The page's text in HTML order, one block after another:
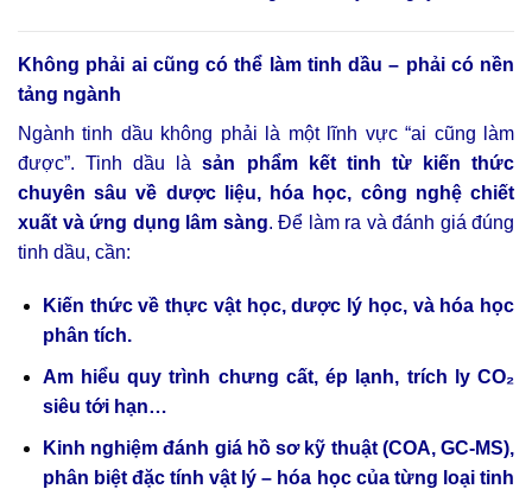
Không phải ai cũng có thể làm tinh dầu – phải có nền
tảng ngành
Ngành tinh dầu không phải là một lĩnh vực “ai cũng làm
được”. Tinh dầu làsản phẩm kết tinh từ kiến thức
chuyên sâu về dược liệu, hóa học, công nghệ chiết
xuất và ứng dụng lâm sàng. Để làm ra và đánh giá đúng
tinh dầu, cần:
Kiến thức về thực vật học, dược lý học, và hóa học
phân tích.
Am hiểu quy trình chưng cất, ép lạnh, trích ly CO₂
siêu tới hạn…
Kinh nghiệm đánh giá hồ sơ kỹ thuật (COA, GC-MS),
phân biệt đặc tính vật lý – hóa học của từng loại tinh